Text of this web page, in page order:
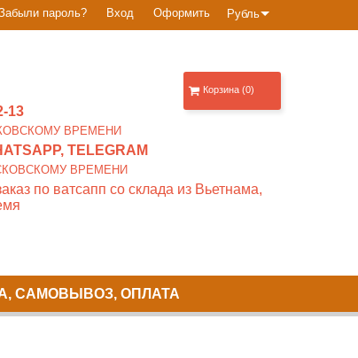
Рубль
пароль? Вход Оформить
13
ВРЕМЕНИ
TELEGRAM
ВРЕМЕНИ
по ватсапп со склада из Вьетнама,
Корзина (0)
САМОВЫВОЗ, ОПЛАТА